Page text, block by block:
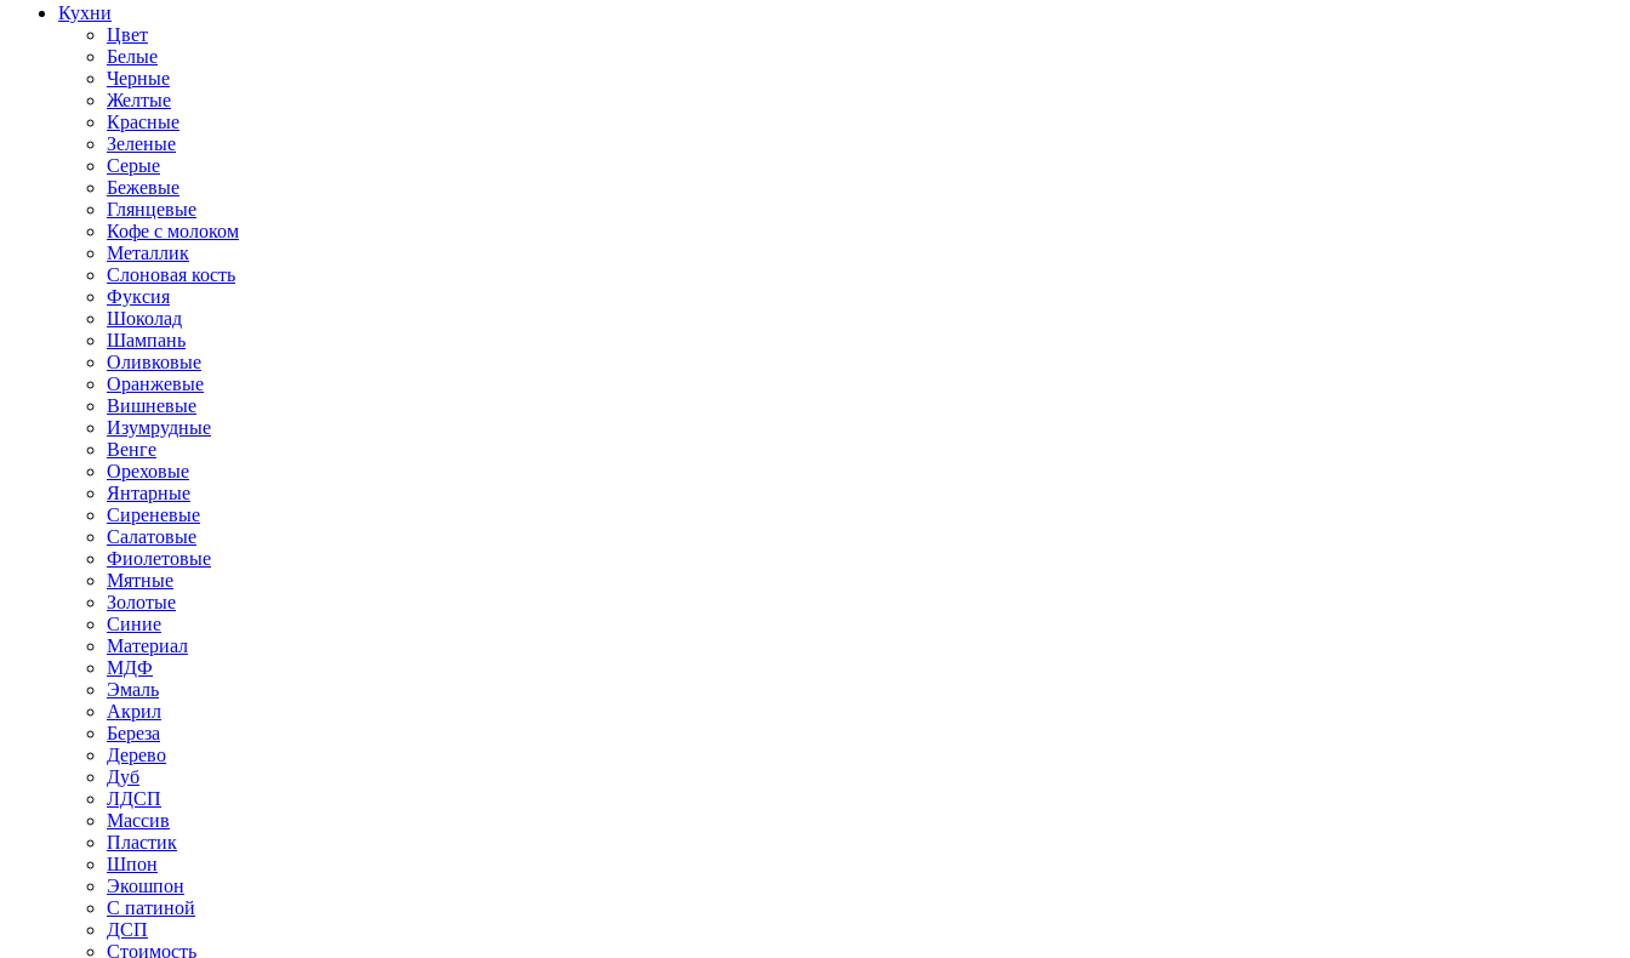
Кухни
Цвет
Белые
Черные
Желтые
Красные
Зеленые
Серые
Бежевые
Глянцевые
Кофе с молоком
Металлик
Слоновая кость
Фуксия
Шоколад
Шампань
Оливковые
Оранжевые
Вишневые
Изумрудные
Венге
Ореховые
Янтарные
Сиреневые
Салатовые
Фиолетовые
Мятные
Золотые
Синие
Материал
МДФ
Эмаль
Акрил
Береза
Дерево
Дуб
ЛДСП
Массив
Пластик
Шпон
Экошпон
С патиной
ДСП
Стоимость